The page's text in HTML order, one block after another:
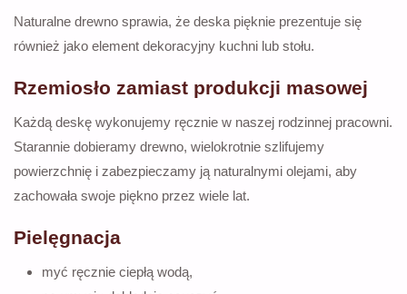
Naturalne drewno sprawia, że deska pięknie prezentuje się
również jako element dekoracyjny kuchni lub stołu.
Rzemiosło zamiast produkcji masowej
Każdą deskę wykonujemy ręcznie w naszej rodzinnej pracowni.
Starannie dobieramy drewno, wielokrotnie szlifujemy
powierzchnię i zabezpieczamy ją naturalnymi olejami, aby
zachowała swoje piękno przez wiele lat.
Pielęgnacja
myć ręcznie ciepłą wodą,